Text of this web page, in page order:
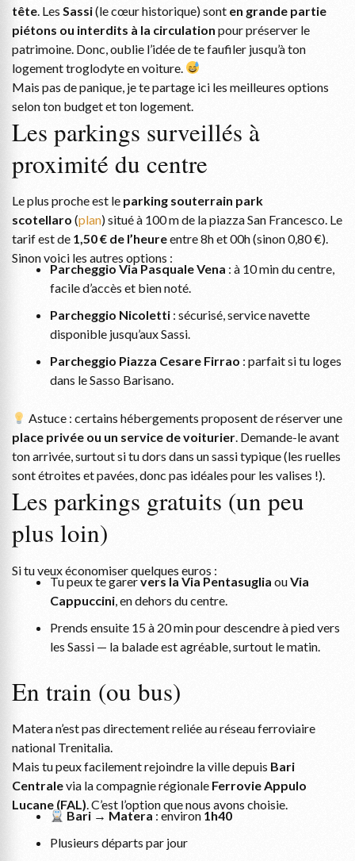
tête . Les Sassi(le cœur historique) sont en grande partie
piétons ou interdits à la circulation pour préserver le
patrimoine. Donc, oublie l’idée de te faufiler jusqu’à ton
logement troglodyte en voiture.
Mais pas de panique, je te partage ici les meilleures options
selon ton budget et ton logement.
Les parkings surveillés à
proximité du centre
Le plus proche est le parking souterrain park
scotellaro (plan) situé à 100 m de la piazza San Francesco. Le
tarif est de 1,50 € de l’heureentre 8h et 00h (sinon 0,80 €).
Sinon voici les autres options :
Parcheggio Via Pasquale Vena : à 10 min du centre,
facile d’accès et bien noté.
Parcheggio Nicoletti : sécurisé, service navette
disponible jusqu’aux Sassi.
Parcheggio Piazza Cesare Firrao : parfait si tu loges
dans le Sasso Barisano.
Astuce : certains hébergements proposent de réserver une
place privée ou un service de voiturier. Demande-le avant
ton arrivée, surtout si tu dors dans un sassi typique (les ruelles
sont étroites et pavées, donc pas idéales pour les valises !).
Les parkings gratuits (un peu
plus loin)
Si tu veux économiser quelques euros :
Tu peux te garervers la Via Pentasuglia ouVia
Cappuccini , en dehors du centre.
Prends ensuite 15 à 20 min pour descendre à pied vers
les Sassi — la balade est agréable, surtout le matin.
En train (ou bus)
Matera n’est pas directement reliée au réseau ferroviaire
national Trenitalia.
Mais tu peux facilement rejoindre la ville depuis Bari
Centralevia la compagnie régionale Ferrovie Appulo
Lucane (FAL). C’est l’option que nous avons choisie.
Bari → Matera : environ 1h40
Plusieurs départs par jour